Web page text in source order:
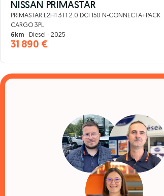
NISSAN PRIMASTAR
PRIMASTAR L2H1 3T1 2.0 DCI 150 N-CONNECTA+PACK
CARGO 3PL
6km - Diesel - 2025
31 890 €